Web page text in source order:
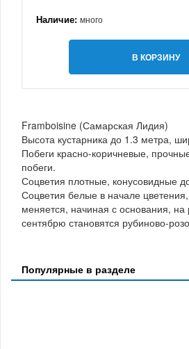
Наличие: много
В КОРЗИНУ
Framboisine (Самарская Лидия)
Высота кустарника до 1.3 метра,
Побеги красно-коричневые,
побеги.
Соцветия плотные, конусовидные
Соцветия белые в начале цветения,
меняется, начиная с основания, на
сентябрю становятся рубиново-
Популярные в разделе